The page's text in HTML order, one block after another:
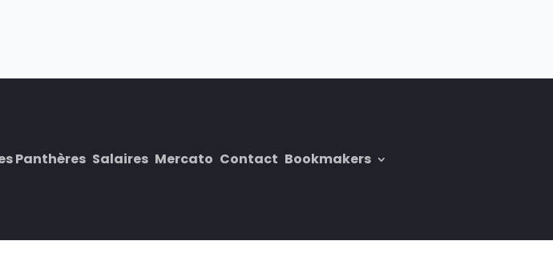
Panthères Salaires Mercato Contact Bookmakers